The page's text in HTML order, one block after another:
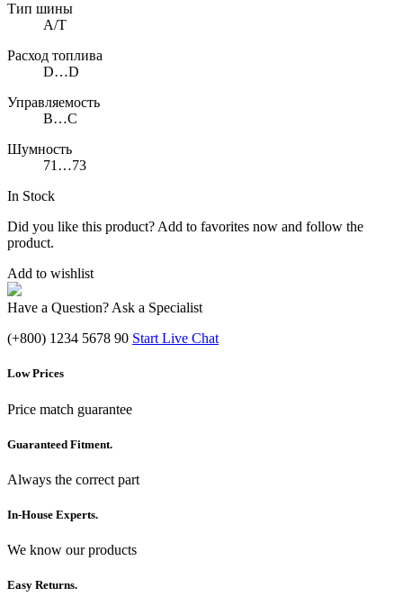
Тип шины
A/T
Расход топлива
D…D
Управляемость
B…C
Шумность
71…73
In Stock
Did you like this product? Add to favorites now and follow the
product.
Add to wishlist
Have a Question? Ask a Specialist
(+800) 1234 5678 90 Start Live Chat
Low Prices
Price match guarantee
Guaranteed Fitment.
Always the correct part
In-House Experts.
We know our products
Easy Returns.